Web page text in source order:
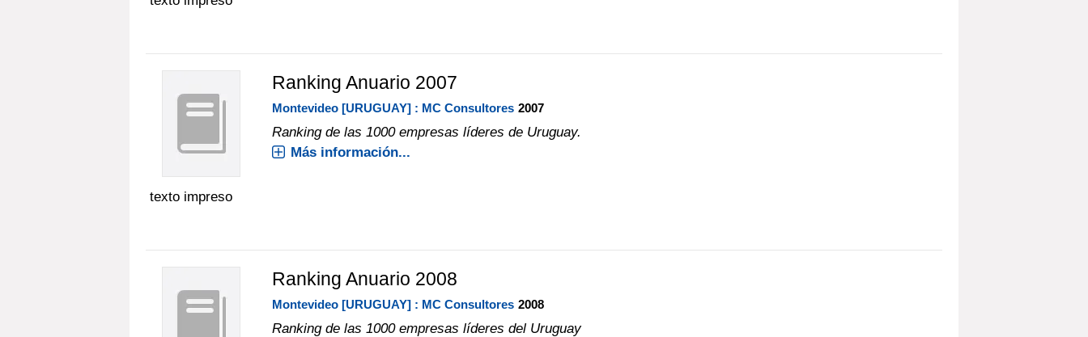
texto impreso
Ranking Anuario 2007
Montevideo [URUGUAY] : MC Consultores 2007
Ranking de las 1000 empresas líderes de Uruguay.
Más información...
Ranking Anuario 2008
Montevideo [URUGUAY] : MC Consultores 2008
Ranking de las 1000 empresas líderes del Uruguay